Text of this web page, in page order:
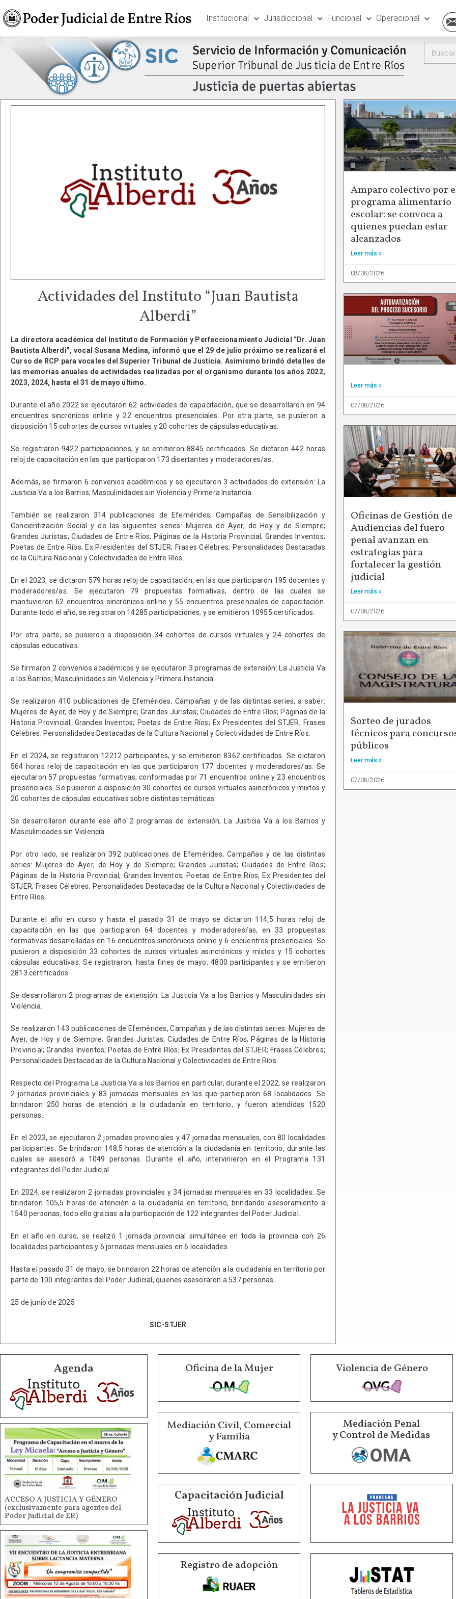
Institucional Jurisdiccional Funcional Operacional
Actividades del Instituto “Juan Bautista
Alberdi”
La directora académica del Instituto de Formación y Perfeccionamiento Judicial “Dr. Juan
Bautista Alberdi”, vocal Susana Medina, informó que el 29 de julio próximo se realizará el
Curso de RCP para vocales del Superior Tribunal de Justicia. Asimismo brindó detalles de
las memorias anuales de actividades realizadas por el organismo durante los años 2022,
2023, 2024, hasta el 31 de mayo último.
Durante el año 2022 se ejecutaron 62 actividades de capacitación, que se desarrollaron en 94
encuentros sincrónicos online y 22 encuentros presenciales. Por otra parte, se pusieron a
disposición 15 cohortes de cursos virtuales y 20 cohortes de cápsulas educativas.
Se registraron 9422 participaciones, y se emitieron 8845 certificados. Se dictaron 442 horas
reloj de capacitación en las que participaron 173 disertantes y moderadores/as.
Además, se firmaron 6 convenios académicos y se ejecutaron 3 actividades de extensión: La
Justicia Va a los Barrios; Masculinidades sin Violencia y Primera Instancia.
También se realizaron 314 publicaciones de Efemérides; Campañas de Sensibilización y
Concientización Social y de las siguientes series: Mujeres de Ayer, de Hoy y de Siempre;
Grandes Juristas; Ciudades de Entre Ríos; Páginas de la Historia Provincial; Grandes Inventos;
Poetas de Entre Ríos; Ex Presidentes del STJER; Frases Célebres; Personalidades Destacadas
de la Cultura Nacional y Colectividades de Entre Ríos.
En el 2023, se dictaron 579 horas reloj de capacitación, en las que participaron 195 docentes y
moderadores/as. Se ejecutaron 79 propuestas formativas, dentro de las cuales se
mantuvieron 62 encuentros sincrónicos online y 55 encuentros presenciales de capacitación.
Durante todo el año, se registraron 14285 participaciones, y se emitieron 10955 certificados.
Por otra parte, se pusieron a disposición 34 cohortes de cursos virtuales y 24 cohortes de
cápsulas educativas.
Se firmaron 2 convenios académicos y se ejecutaron 3 programas de extensión: La Justicia Va
a los Barrios; Masculinidades sin Violencia y Primera Instancia.
Se realizaron 410 publicaciones de Efemérides, Campañas y de las distintas series, a saber:
Mujeres de Ayer, de Hoy y de Siempre; Grandes Juristas; Ciudades de Entre Ríos; Páginas de la
Historia Provincial; Grandes Inventos; Poetas de Entre Ríos; Ex Presidentes del STJER; Frases
Célebres; Personalidades Destacadas de la Cultura Nacional y Colectividades de Entre Ríos.
En el 2024, se registraron 12212 participantes, y se emitieron 8362 certificados. Se dictaron
564 horas reloj de capacitación en las que participaron 177 docentes y moderadores/as. Se
ejecutaron 57 propuestas formativas, conformadas por 71 encuentros online y 23 encuentros
presenciales. Se pusieron a disposición 30 cohortes de cursos virtuales asincrónicos y mixtos y
20 cohortes de cápsulas educativas sobre distintas temáticas.
Se desarrollaron durante ese año 2 programas de extensión; La Justicia Va a los Barrios y
Masculinidades sin Violencia.
Por otro lado, se realizaron 392 publicaciones de Efemérides, Campañas y de las distintas
series: Mujeres de Ayer, de Hoy y de Siempre; Grandes Juristas; Ciudades de Entre Ríos;
Páginas de la Historia Provincial; Grandes Inventos; Poetas de Entre Ríos; Ex Presidentes del
STJER; Frases Célebres; Personalidades Destacadas de la Cultura Nacional y Colectividades de
Entre Ríos.
Durante el año en curso y hasta el pasado 31 de mayo se dictaron 114,5 horas reloj de
capacitación en las que participaron 64 docentes y moderadores/as, en 33 propuestas
formativas desarrolladas en 16 encuentros sincrónicos online y 6 encuentros presenciales. Se
pusieron a disposición 33 cohortes de cursos virtuales asincrónicos y mixtos y 15 cohortes
cápsulas educativas. Se registraron, hasta fines de mayo, 4800 participantes y se emitieron
2813 certificados.
Se desarrollaron 2 programas de extensión: La Justicia Va a los Barrios y Masculinidades sin
Violencia.
Se realizaron 143 publicaciones de Efemérides, Campañas y de las distintas series: Mujeres de
Ayer, de Hoy y de Siempre; Grandes Juristas; Ciudades de Entre Ríos; Páginas de la Historia
Provincial; Grandes Inventos; Poetas de Entre Ríos; Ex Presidentes del STJER; Frases Célebres;
Personalidades Destacadas de la Cultura Nacional y Colectividades de Entre Ríos.
Respecto del Programa La Justicia Va a los Barrios en particular, durante el 2022, se realizaron
2 jornadas provinciales y 83 jornadas mensuales en las que participaron 68 localidades. Se
brindaron 250 horas de atención a la ciudadanía en territorio, y fueron atendidas 1520
personas.
En el 2023, se ejecutaron 2 jornadas provinciales y 47 jornadas mensuales, con 80 localidades
participantes. Se brindaron 148,5 horas de atención a la ciudadanía en territorio, durante las
cuales se asesoró a 1049 personas. Durante el año, intervinieron en el Programa 131
integrantes del Poder Judicial.
En 2024, se realizaron 2 jornadas provinciales y 34 jornadas mensuales en 33 localidades. Se
brindaron 105,5 horas de atención a la ciudadanía en territorio, brindando asesoramiento a
1540 personas, todo ello gracias a la participación de 122 integrantes del Poder Judicial.
En el año en curso, se realizó 1 jornada provincial simultánea en toda la provincia con 26
localidades participantes y 6 jornadas mensuales en 6 localidades.
Hasta el pasado 31 de mayo, se brindaron 22 horas de atención a la ciudadanía en territorio por
parte de 100 integrantes del Poder Judicial, quienes asesoraron a 537 personas.
25 de junio de 2025
SIC-STJER
Amparo colectivo por
programa alimentario
escolar: se convoca a
quienes puedan estar
alcanzados
Leer más »
08/08/2026
Leer más »
07/08/2026
Oficinas de Gestión de
Audiencias del fuero
penal avanzan en
estrategias para
fortalecer la gestión
judicial
Leer más »
07/08/2026
Sorteo de jurados
técnicos para
públicos
Leer más »
07/08/2026
Agenda
ACCESO A JUSTICIA Y GÉNERO
(exclusivamente para agentes del
Poder Judicial de ER)
Oficina de la Mujer Violencia de Género
Mediación Civil, Comercial
y Familia
Mediación Penal
y Control de Medidas
Capacitación Judicial
Registro de adopción